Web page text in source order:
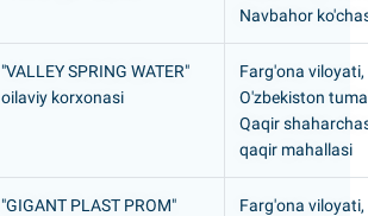
Navbahor
"VALLEY SPRING WATER"
oilaviy korxonasi
Farg'ona viloyati,
O'zbekiston
Qaqir
qaqir mahallasi
"GIGANT PLAST PROM"
Farg'ona viloyati,